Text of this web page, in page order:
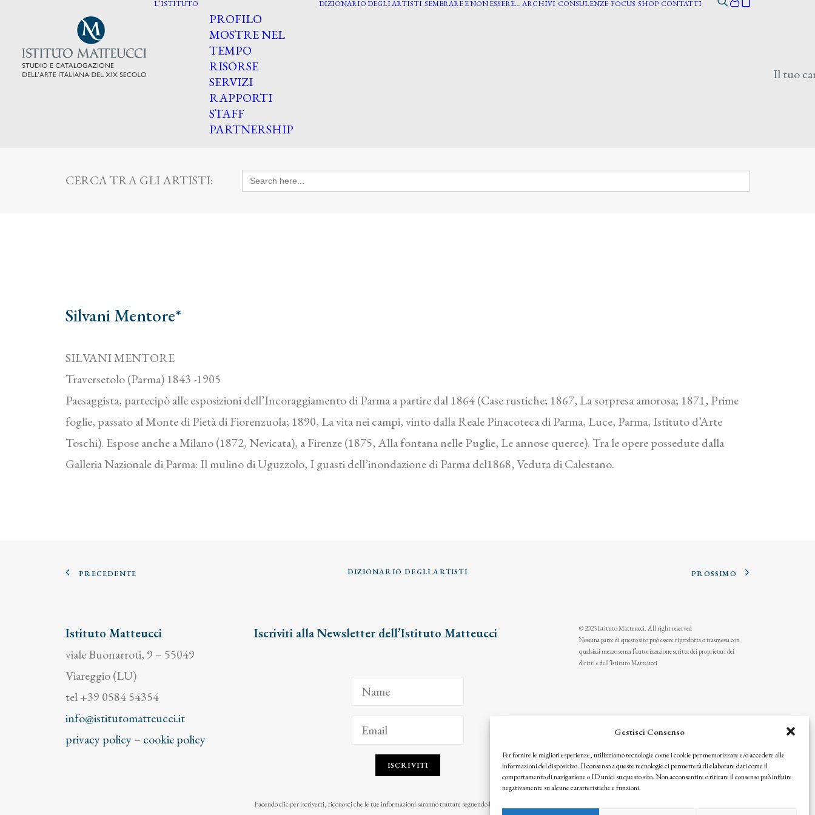
Gestisci Consenso
Per fornire le migliori esperienze, utilizziamo tecnologie come i cookie per memorizzare e/o accedere alle
informazioni del dispositivo. Il consenso a queste tecnologie ci permetterà di elaborare dati come il
comportamento di navigazione o ID unici su questo sito. Non acconsentire o ritirare il consenso può influire
negativamente su alcune caratteristiche e funzioni.
L’ISTITUTO
PROFILO
MOSTRE NEL
TEMPO
RISORSE
SERVIZI
RAPPORTI
STAFF
PARTNERSHIP
DIZIONARIO DEGLI ARTISTI SEMBRARE E NON ESSERE… ARCHIVI CONSULENZE FOCUS SHOP CONTATTI
Il tuo
CERCA TRA GLI ARTISTI: Search
for:
Silvani Mentore*
SILVANI MENTORE
Traversetolo (Parma) 1843 -1905
Paesaggista, partecipò alle esposizioni dell’Incoraggiamento di Parma a partire dal 1864 (Case rustiche; 1867, La sorpresa amorosa; 1871, Prime
foglie, passato al Monte di Pietà di Fiorenzuola; 1890, La vita nei campi, vinto dalla Reale Pinacoteca di Parma, Luce, Parma, Istituto d’Arte
Toschi). Espose anche a Milano (1872, Nevicata), a Firenze (1875, Alla fontana nelle Puglie, Le annose querce). Tra le opere possedute dalla
Galleria Nazionale di Parma: Il mulino di Uguzzolo, I guasti dell’inondazione di Parma del1868, Veduta di Calestano.
PRECEDENTE DIZIONARIO DEGLI ARTISTI PROSSIMO
Istituto Matteucci
viale Buonarroti, 9 – 55049
Viareggio (LU)
tel +39 0584 54354
info@istitutomatteucci.it
privacy policy– cookie policy
Iscriviti alla Newsletter dell’Istituto Matteucci
ISCRIVITI
Facendo clic per iscriverti, riconosci che le tue informazioni saranno trattate seguendo la nostra
© 2025 Istituto Matteucci. All right reserved
Nessuna parte di questo sito può essere riprodotta o trasmessa con
qualsiasi mezzo senza l’autorizzazione scritta dei proprietari dei
diritti e dell’Istituto Matteucci